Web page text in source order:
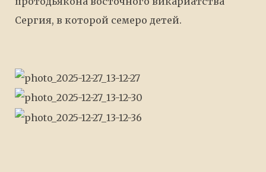
Сергия, в которой семеро детей.